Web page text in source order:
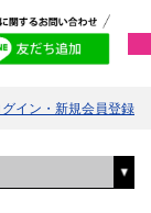
グイン・新規会員登録